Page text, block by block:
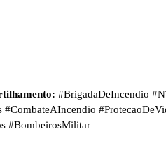
#BrigadaDeIncendio
#BombeirosMilitar